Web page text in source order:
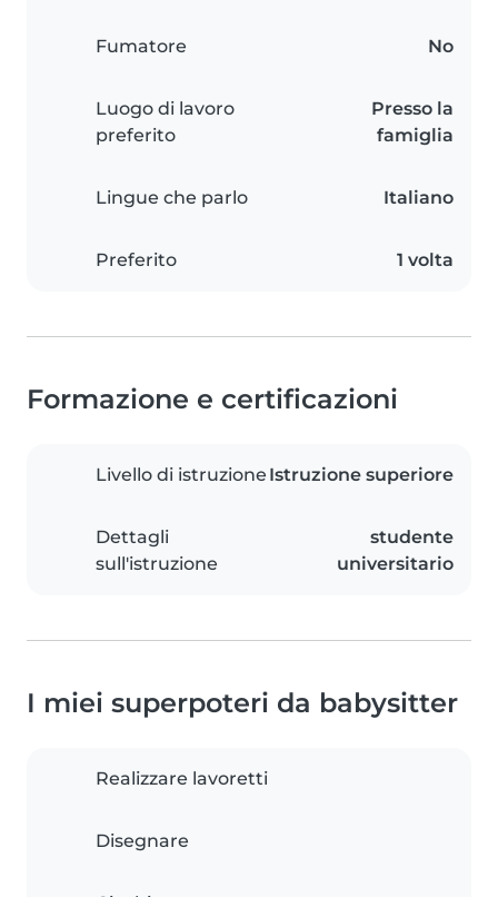
Fumatore No
Luogo di lavoro
preferito
Presso la
famiglia
Lingue che parlo Italiano
Preferito 1 volta
Formazione e certificazioni
Livello di istruzione Istruzione superiore
Dettagli
sull'istruzione
studente
universitario
I miei superpoteri da babysitter
Realizzare lavoretti
Disegnare